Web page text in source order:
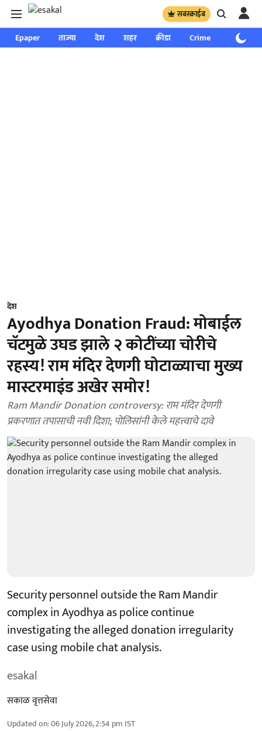
सबस्क्राईब
Epaper ताज्या देश शहर क्रीडा Crime साप्ताहिक
देश
Ayodhya Donation Fraud: मोबाईल
चॅटमुळे उघड झाले २ कोटींच्या चोरीचे
रहस्य! राम मंदिर देणगी घोटाळ्याचा मुख्य
मास्टरमाइंड अखेर समोर!
Ram Mandir Donation controversy: राम मंदिर देणगी
प्रकरणात तपासाची नवी दिशा; पोलिसांनी केले महत्त्वाचे दावे
Security personnel outside the Ram Mandir
complex in Ayodhya as police continue
investigating the alleged donation irregularity
case using mobile chat analysis.
esakal
सकाळ वृत्तसेवा
Updated on:06 July 2026, 2:54 pm IST